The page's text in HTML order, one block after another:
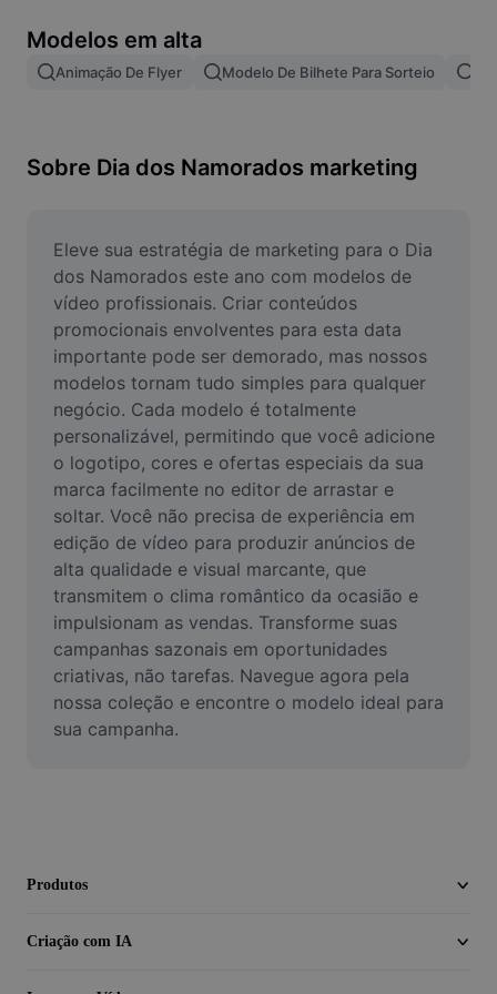
Mesclar imagens
Redimensionar Imagem
Criador de Memes
AI Text Remover
AI People Remover
AI Inpainting
Face Cutout
Vídeo
Remover plano de fundo de vídeo
Aprimorar qualidade
Editor de Video
Cortar Vídeo
Adicionar Legendas ao Vídeo
Modelos em alta
Animação De Flyer Modelo De Bilhete Para Sorteio
Sobre Dia dos Namorados marketing
Eleve sua estratégia de marketing para o Dia
dos Namorados este ano com modelos de
vídeo profissionais. Criar conteúdos
promocionais envolventes para esta data
importante pode ser demorado, mas nossos
modelos tornam tudo simples para qualquer
negócio. Cada modelo é totalmente
personalizável, permitindo que você adicione
o logotipo, cores e ofertas especiais da sua
marca facilmente no editor de arrastar e
soltar. Você não precisa de experiência em
edição de vídeo para produzir anúncios de
alta qualidade e visual marcante, que
transmitem o clima romântico da ocasião e
impulsionam as vendas. Transforme suas
campanhas sazonais em oportunidades
criativas, não tarefas. Navegue agora pela
nossa coleção e encontre o modelo ideal para
sua campanha.
Produtos
Criação com IA